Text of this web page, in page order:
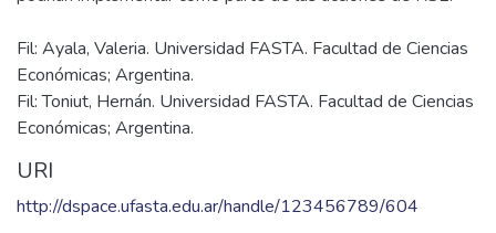
Fil: Ayala, Valeria. Universidad FASTA. Facultad de Ciencias
Económicas; Argentina.
Fil: Toniut, Hernán. Universidad FASTA. Facultad de Ciencias
Económicas; Argentina.
URI
http://dspace.ufasta.edu.ar/handle/123456789/604